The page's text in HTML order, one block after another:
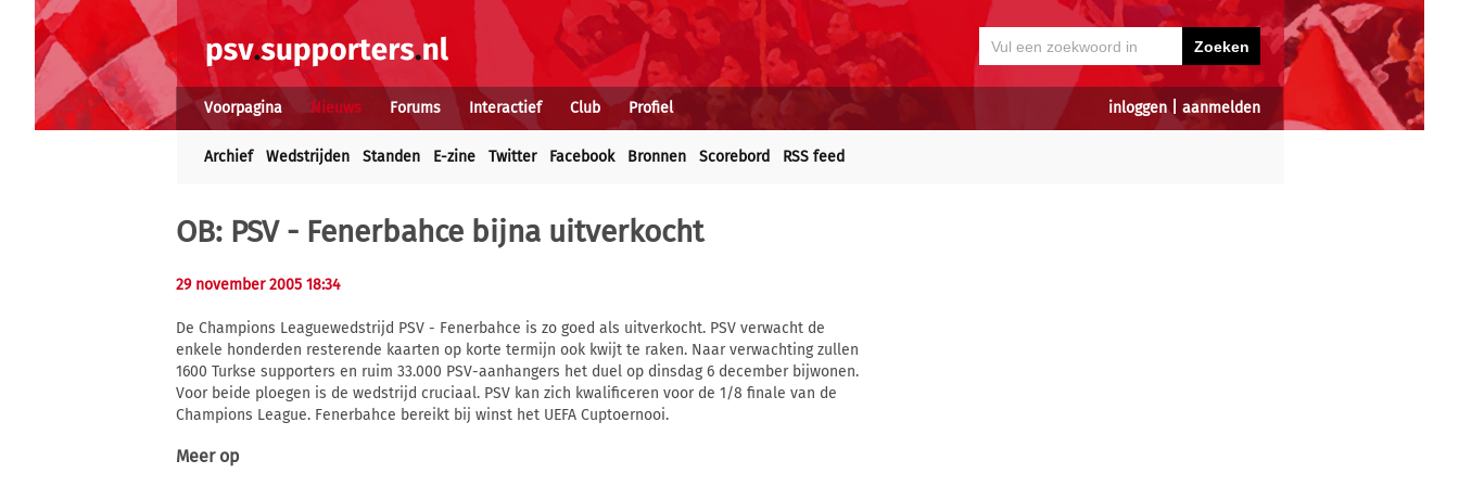
inloggen| aanmelden
Voorpagina Nieuws Forums Interactief Club Profiel
Archief Wedstrijden Standen E-zine Twitter Facebook Bronnen Scorebord RSS feed
OB: PSV - Fenerbahce bijna uitverkocht
29 november 2005 18:34
De Champions Leaguewedstrijd PSV - Fenerbahce is zo goed als uitverkocht. PSV verwacht de
enkele honderden resterende kaarten op korte termijn ook kwijt te raken. Naar verwachting zullen
1600 Turkse supporters en ruim 33.000 PSV-aanhangers het duel op dinsdag 6 december bijwonen.
Voor beide ploegen is de wedstrijd cruciaal. PSV kan zich kwalificeren voor de 1/8 finale van de
Champions League. Fenerbahce bereikt bij winst het UEFA Cuptoernooi.
Meer op